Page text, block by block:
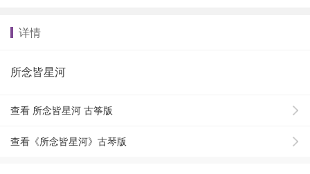
详情
所念皆星河
查看 所念皆星河 古筝版
查看《所念皆星河》古琴版